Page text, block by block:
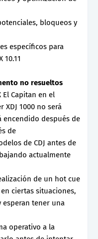
bloqueos y
específicos para
10.11
no resueltos
El Capitan en el
XDJ 1000 no será
después de
de
de CDJ antes de
actualmente
de un hot cue
ciertas situaciones,
esperan tener una
operativo a la